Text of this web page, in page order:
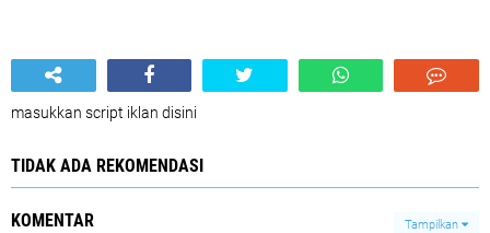
masukkan script iklan disini
TIDAK ADA REKOMENDASI
KOMENTAR Tampilkan